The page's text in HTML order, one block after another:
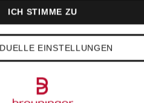
EINSTELLUNGEN
ICH STIMME ZU